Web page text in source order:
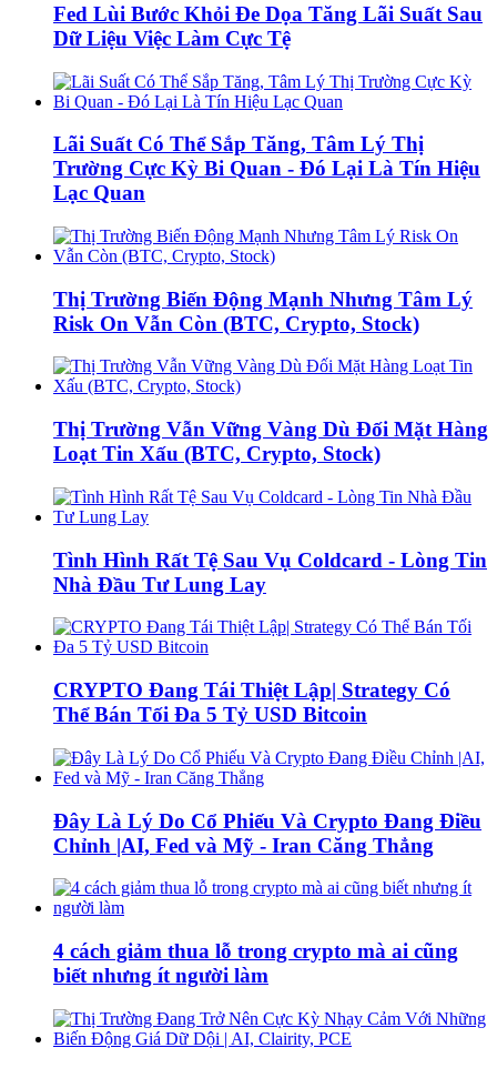
Fed Lùi Bước Khỏi Đe Dọa Tăng Lãi Suất Sau
Dữ Liệu Việc Làm Cực Tệ
Lãi Suất Có Thể Sắp Tăng, Tâm Lý Thị
Trường Cực Kỳ Bi Quan - Đó Lại Là Tín Hiệu
Lạc Quan
Thị Trường Biến Động Mạnh Nhưng Tâm Lý
Risk On Vẫn Còn (BTC, Crypto, Stock)
Thị Trường Vẫn Vững Vàng Dù Đối Mặt Hàng
Loạt Tin Xấu (BTC, Crypto, Stock)
Tình Hình Rất Tệ Sau Vụ Coldcard - Lòng Tin
Nhà Đầu Tư Lung Lay
CRYPTO Đang Tái Thiệt Lập| Strategy Có
Thể Bán Tối Đa 5 Tỷ USD Bitcoin
Đây Là Lý Do Cổ Phiếu Và Crypto Đang Điều
Chỉnh |AI, Fed và Mỹ - Iran Căng Thẳng
4 cách giảm thua lỗ trong crypto mà ai cũng
biết nhưng ít người làm